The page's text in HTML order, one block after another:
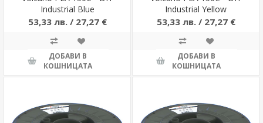
Industrial Blue
53,33 лв. / 27,27 €
ДОБАВИ В
КОШНИЦАТА
Industrial Yellow
53,33 лв. / 27,27 €
ДОБАВИ В
КОШНИЦАТА